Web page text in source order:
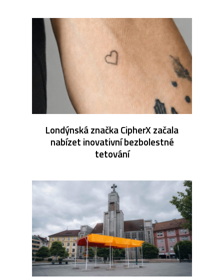
Londýnská značka CipherX začala
nabízet inovativní bezbolestné
tetování